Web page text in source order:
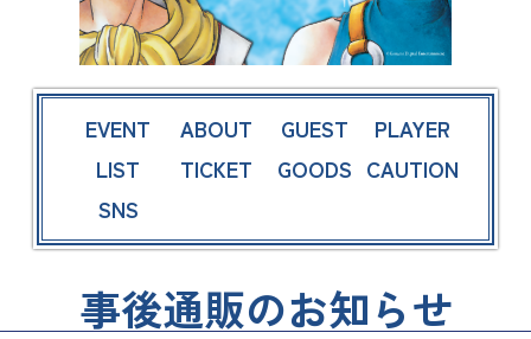
EVENT ABOUT GUEST
PLAYER
LIST
TICKET GOODS CAUTION
SNS
事後通販のお知らせ